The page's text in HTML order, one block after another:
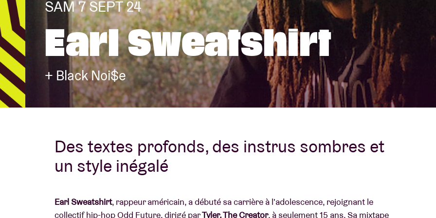
Infos visiteurs
AB ❤ you
À propos de l'AB
Contact
SAM 7 SEPT 24
Earl Sweatshirt
+ Black Noi$e
Des textes profonds, des instrus sombres et
un style inégalé
Earl Sweatshirt, rappeur américain, a débuté sa carrière à l'adolescence, rejoignant le
collectif hip-hop Odd Future, dirigé parTyler, The Creator, à seulement 15 ans. Sa mixtape